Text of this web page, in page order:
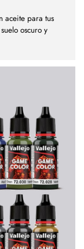
aceite para tus
oscuro y